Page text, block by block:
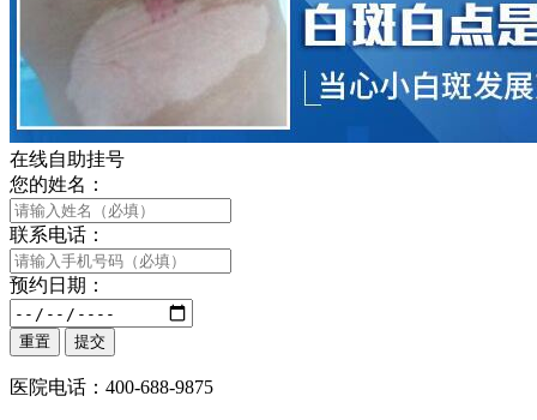
在线自助挂号
您的姓名：
联系电话：
预约日期：
医院电话：400-688-9875